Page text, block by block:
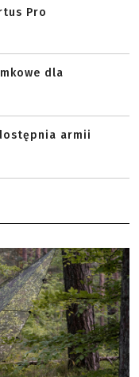
Pro
dla
armii